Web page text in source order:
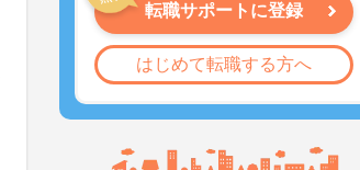
転職サポートに登録
はじめて転職する方へ